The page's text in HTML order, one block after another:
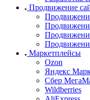
Продвижение
Маркетплейсы
Ozon
Яндекс
Сбер
Wildberries